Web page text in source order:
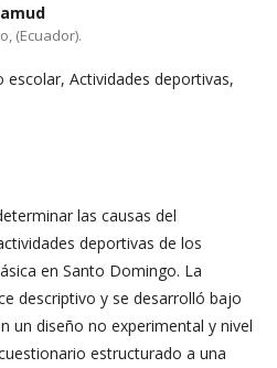
(Ecuador).
escolar, Actividades deportivas,
las causas del
deportivas de los
en Santo Domingo. La
descriptivo y se desarrolló bajo
un diseño no experimental y nivel
estructurado a una